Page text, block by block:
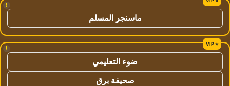
!
ماسنجر المسلم
!
ضوء التعليمي
صحيفة برق